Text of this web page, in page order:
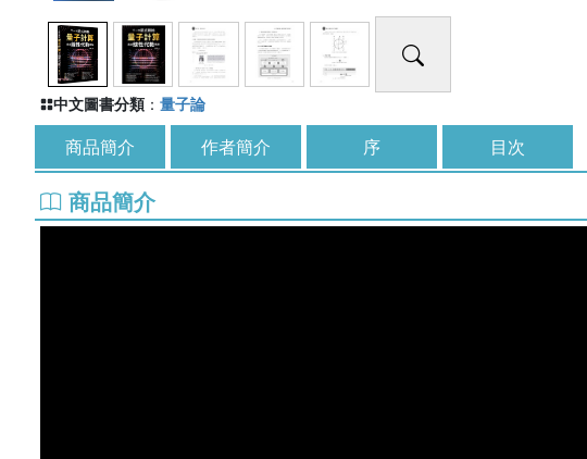
中文圖書分類 ： 量子論
商品簡介 作者簡介 序 目次
商品簡介